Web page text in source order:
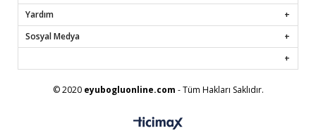
Yardım
Sosyal Medya
© 2020 eyubogluonline.com - Tüm Hakları Saklıdır.